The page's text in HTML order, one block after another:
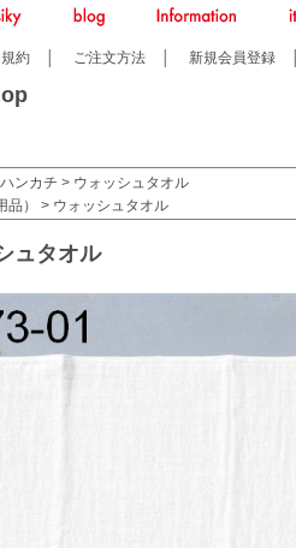
約 ご注文方法 新規会員登録
ンカチ > ウォッシュタオル
） > ウォッシュタオル
ュタオル